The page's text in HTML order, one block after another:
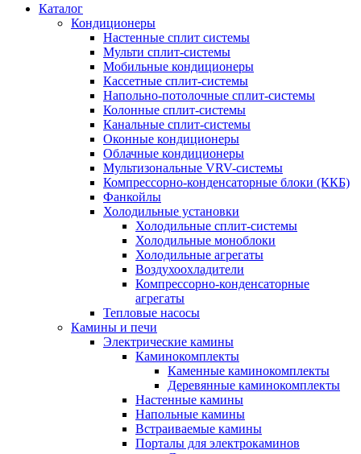
Каталог
Кондиционеры
Настенные сплит системы
Мульти сплит-системы
Мобильные кондиционеры
Кассетные сплит-системы
Напольно-потолочные сплит-системы
Колонные сплит-системы
Канальные сплит-системы
Оконные кондиционеры
Облачные кондиционеры
Мультизональные VRV-системы
Компрессорно-конденсаторные блоки (ККБ)
Фанкойлы
Холодильные установки
Холодильные сплит-системы
Холодильные моноблоки
Холодильные агрегаты
Воздухоохладители
Компрессорно-конденсаторные
агрегаты
Тепловые насосы
Камины и печи
Электрические камины
Каминокомплекты
Каменные каминокомплекты
Деревянные каминокомплекты
Настенные камины
Напольные камины
Встраиваемые камины
Порталы для электрокаминов